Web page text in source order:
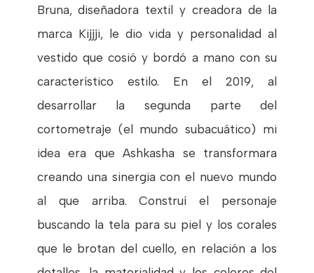
Bruna, diseñadora textil y creadora de la
marca Kijjji, le dio vida y personalidad al
vestido que cosió y bordó a mano con su
característico estilo. En el 2019, al
desarrollar la segunda parte del
cortometraje (el mundo subacuático) mi
idea era que Ashkasha se transformara
creando una sinergia con el nuevo mundo
al que arriba. Construí el personaje
buscando la tela para su piel y los corales
que le brotan del cuello, en relación a los